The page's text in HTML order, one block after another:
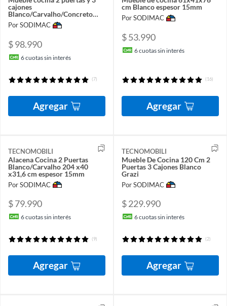
cajones
Blanco/Carvalho/Concreto
CZ1004BC
Por SODIMAC
$ 98.990
6cuotas sin interés
(7)
Agregar
cm Blanco espesor 15mm
Por SODIMAC
$ 53.990
6cuotas sin interés
(16)
Agregar
TECNOMOBILI
Alacena Cocina 2 Puertas
Blanco/Carvalho 204 x40
x31,6 cm espesor 15mm
Por SODIMAC
$ 79.990
6cuotas sin interés
(9)
Agregar
TECNOMOBILI
Mueble De Cocina 120 Cm 2
Puertas 3 Cajones Blanco
Grazi
Por SODIMAC
$ 229.990
6cuotas sin interés
(2)
Agregar